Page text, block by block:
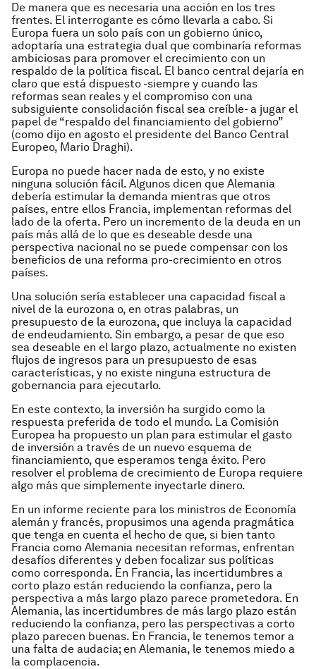
De manera que es necesaria una acción en los tres
frentes. El interrogante es cómo llevarla a cabo. Si
Europa fuera un solo país con un gobierno único,
adoptaría una estrategia dual que combinaría reformas
ambiciosas para promover el crecimiento con un
respaldo de la política fiscal. El banco central dejaría en
claro que está dispuesto -siempre y cuando las
reformas sean reales y el compromiso con una
subsiguiente consolidación fiscal sea creíble- a jugar el
papel de “respaldo del financiamiento del gobierno”
(como dijo en agosto el presidente del Banco Central
Europeo, Mario Draghi).
Europa no puede hacer nada de esto, y no existe
ninguna solución fácil. Algunos dicen que Alemania
debería estimular la demanda mientras que otros
países, entre ellos Francia, implementan reformas del
lado de la oferta. Pero un incremento de la deuda en un
país más allá de lo que es deseable desde una
perspectiva nacional no se puede compensar con los
beneficios de una reforma pro-crecimiento en otros
países.
Una solución sería establecer una capacidad fiscal a
nivel de la eurozona o, en otras palabras, un
presupuesto de la eurozona, que incluya la capacidad
de endeudamiento. Sin embargo, a pesar de que eso
sea deseable en el largo plazo, actualmente no existen
flujos de ingresos para un presupuesto de esas
características, y no existe ninguna estructura de
gobernancia para ejecutarlo.
En este contexto, la inversión ha surgido como la
respuesta preferida de todo el mundo. La Comisión
Europea ha propuesto un plan para estimular el gasto
de inversión a través de un nuevo esquema de
financiamiento, que esperamos tenga éxito. Pero
resolver el problema de crecimiento de Europa requiere
algo más que simplemente inyectarle dinero.
En un informe reciente para los ministros de Economía
alemán y francés, propusimos una agenda pragmática
que tenga en cuenta el hecho de que, si bien tanto
Francia como Alemania necesitan reformas, enfrentan
desafíos diferentes y deben focalizar sus políticas
como corresponda. En Francia, las incertidumbres a
corto plazo están reduciendo la confianza, pero la
perspectiva a más largo plazo parece prometedora. En
Alemania, las incertidumbres de más largo plazo están
reduciendo la confianza, pero las perspectivas a corto
plazo parecen buenas. En Francia, le tenemos temor a
una falta de audacia; en Alemania, le tenemos miedo a
la complacencia.